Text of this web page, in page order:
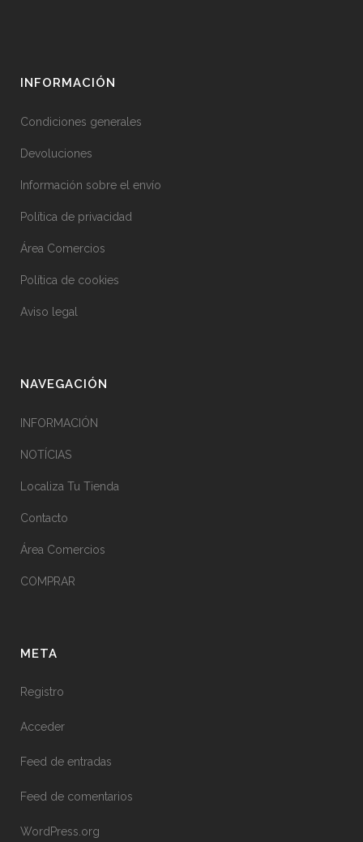
INFORMACIÓN
Condiciones generales
Devoluciones
Información sobre el envío
Política de privacidad
Área Comercios
Política de cookies
Aviso legal
NAVEGACIÓN
INFORMACIÓN
NOTÍCIAS
Localiza Tu Tienda
Contacto
Área Comercios
COMPRAR
META
Registro
Acceder
Feed de entradas
Feed de comentarios
WordPress.org